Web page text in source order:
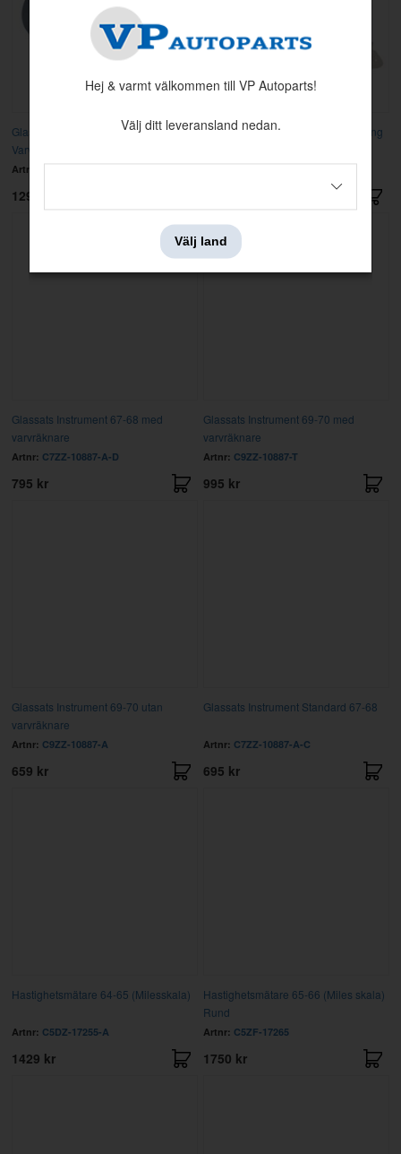
Glas Instrument 71-73 Utan
Varvräknare
Artnr:
1299 kr
Glas klocka 69-70 med visarjustering
Glassats Instrument 67-68 med
varvräknare
Artnr: C7ZZ-10887-A-D
795 kr
Glassats Instrument 69-70 med
varvräknare
Artnr: C9ZZ-10887-T
995 kr
Glassats Instrument 69-70 utan
varvräknare
Artnr: C9ZZ-10887-A
659 kr
Glassats Instrument Standard 67-68
Artnr: C7ZZ-10887-A-C
695 kr
Hastighetsmätare 64-65 (Milesskala)
Artnr: C5DZ-17255-A
1429 kr
Hastighetsmätare 65-66 (Miles skala)
Rund
Artnr: C5ZF-17265
1750 kr
Hej & varmt välkommen till VP Autoparts!
Välj ditt leveransland nedan.
Välj land